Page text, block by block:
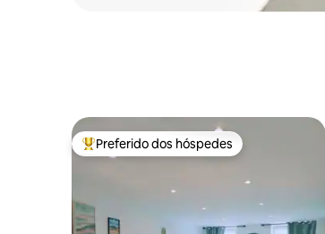
Entre os melhores preferidos dos hóspedes
Preferido dos hóspedes